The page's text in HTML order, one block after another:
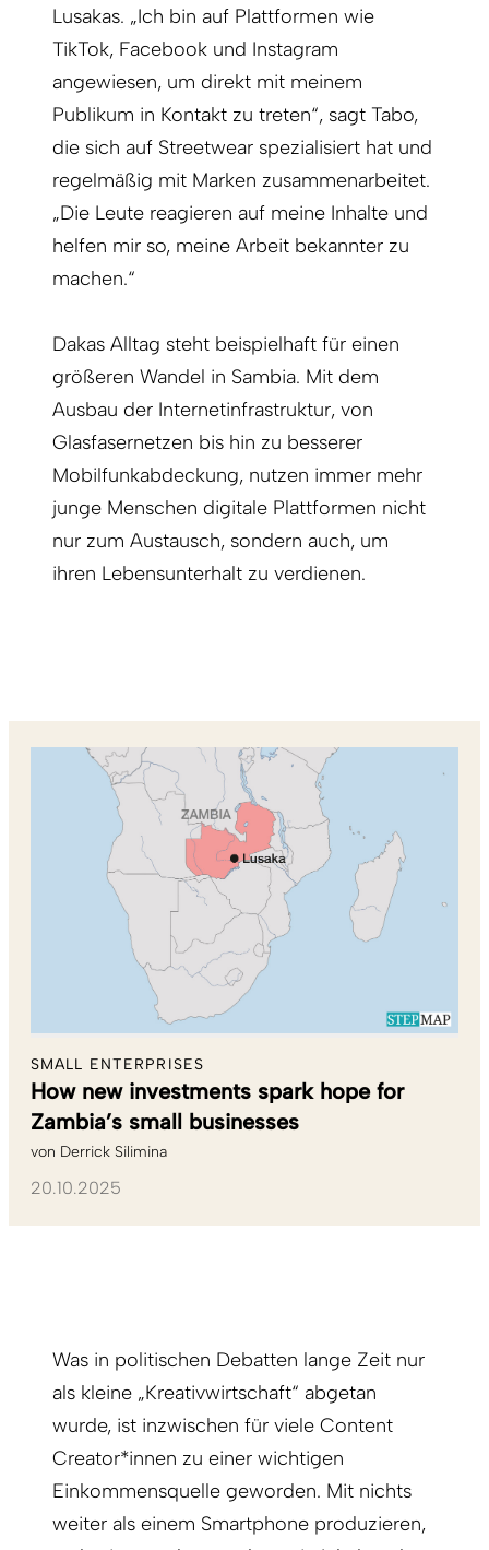
Lusakas. „Ich bin auf Plattformen wie
TikTok, Facebook und Instagram
angewiesen, um direkt mit meinem
Publikum in Kontakt zu treten“, sagt Tabo,
die sich auf Streetwear spezialisiert hat und
regelmäßig mit Marken zusammenarbeitet.
„Die Leute reagieren auf meine Inhalte und
helfen mir so, meine Arbeit bekannter zu
machen.“
Dakas Alltag steht beispielhaft für einen
größeren Wandel in Sambia. Mit dem
Ausbau der Internetinfrastruktur, von
Glasfasernetzen bis hin zu besserer
Mobilfunkabdeckung, nutzen immer mehr
junge Menschen digitale Plattformen nicht
nur zum Austausch, sondern auch, um
ihren Lebensunterhalt zu verdienen.
SMALL ENTERPRISES
How new investments spark hope for
Zambia’s small businesses
von Derrick Silimina
20.10.2025
Was in politischen Debatten lange Zeit nur
als kleine „Kreativwirtschaft“ abgetan
wurde, ist inzwischen für viele Content
Creator*innen zu einer wichtigen
Einkommensquelle geworden. Mit nichts
weiter als einem Smartphone produzieren,